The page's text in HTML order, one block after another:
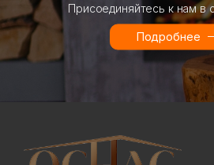
Присоединяйтесь к нам в
Подробнее